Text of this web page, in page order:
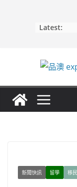
Latest:
新聞快訊 留學 移民